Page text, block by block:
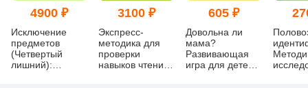
4900 ₽
Исключение
предметов
(Четвертый
лишний):
3100 ₽
Экспресс-
методика для
проверки
навыков чтения,
605 ₽
Довольна ли
мама?
Развивающая
игра для детей и